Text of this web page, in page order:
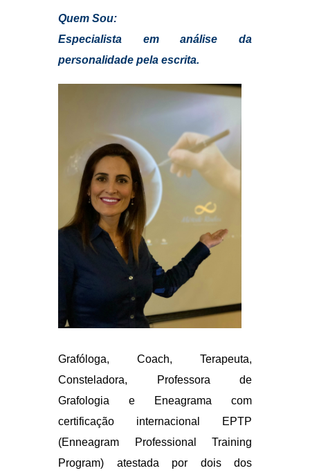
Grafóloga, Coach, Terapeuta,
Consteladora, Professora de
Grafologia e Eneagrama com
certificação internacional EPTP
(Enneagram Professional Training
Program) atestada por dois dos
principais nomes no assunto Helen
Palmer e David Daniels.
Utiliza aGrafologia com
Eneagramapara o desenvolvimento
de pessoas. Eleita para gestão
2016/18 presidenta da Abrace
Associação Brasileira da Ciência da
Escrita. Formação em Programação